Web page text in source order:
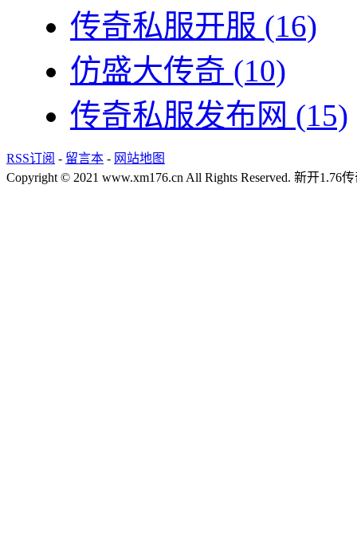
传奇私服开服 (16)
仿盛大传奇 (10)
传奇私服发布网 (15)
RSS订阅 - 留言本 - 网站地图
Copyright © 2021 www.xm176.cn All Rights Reserved. 新开1.76